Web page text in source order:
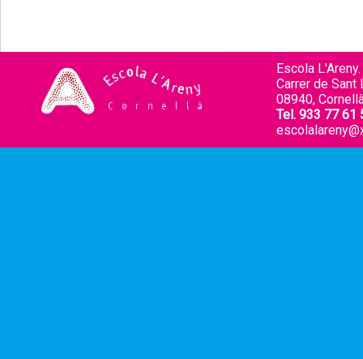
Escola L'Areny.
Carrer de Sant
08940,
Tel. 933 77 61